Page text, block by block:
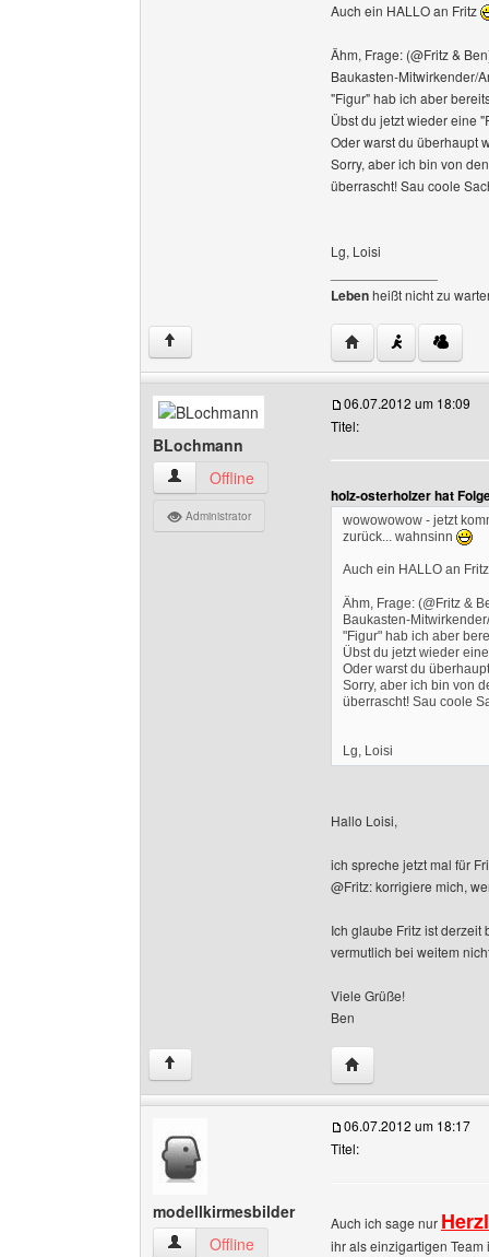
Auch ein HALLO an Fritz
Ähm, Frage: (@Fritz &
Baukasten-Mitwirkender/
"Figur" hab ich aber
Übst du jetzt wieder eine
Oder warst du überhaupt
Sorry, aber ich bin von
überrascht! Sau coole
Lg, Loisi
Lebenheißt nicht zu
↑ Website dieses
BLochmann
BLochmann Benutzer-Profile anzeigen
Offline
Administrator
06.07.2012 um 18:09
Titel:
holz-osterholzer hat
wowowowow - jetzt
zurück... wahnsinn
Auch ein HALLO an
Ähm, Frage: (@Fritz &
Baukasten-
"Figur" hab ich aber
Übst du jetzt wieder
Oder warst du
Sorry, aber ich bin von
überrascht! Sau coole
Lg, Loisi
Hallo Loisi,
ich spreche jetzt mal für
@Fritz: korrigiere mich,
Ich glaube Fritz ist
vermutlich bei weitem
Viele Grüße!
Ben
↑ Website dieses
modellkirmesbilder
modellkirmesbilder Benutzer-Profile anzeigen
Offline
06.07.2012 um 18:17
Titel:
Auch ich sage nur
ihr als einzigartigen